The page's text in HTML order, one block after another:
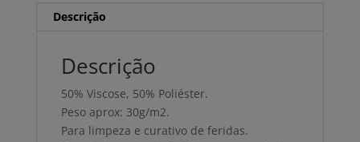
Descrição
Descrição
50% Viscose, 50% Poliéster.
Peso aprox: 30g/m2.
Para limpeza e curativo de feridas.